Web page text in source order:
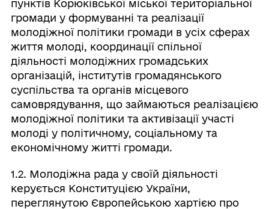
пунктів Корюківської міської територіальної
громади у формуванні та реалізації
молодіжної політики громади в усіх сферах
життя молоді, координації спільної
діяльності молодіжних громадських
організацій, інститутів громадянського
суспільства та органів місцевого
самоврядування, що займаються реалізацією
молодіжної політики та активізації участі
молоді у політичному, соціальному та
економічному житті громади.
1.2. Молодіжна рада у своїй діяльності
керується Конституцією України,
переглянутою Європейською хартією про